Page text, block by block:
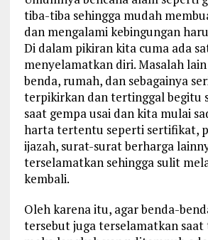
tiba-tiba sehingga mudah
dan mengalami kebingungan
Di dalam pikiran kita cuma ada
menyelamatkan diri. Masalah
benda, rumah, dan sebagainya
terpikirkan dan tertinggal begitu
saat gempa usai dan kita mulai
harta tertentu seperti sertifikat,
ijazah, surat-surat berharga
terselamatkan sehingga sulit
kembali.
Oleh karena itu, agar benda-
tersebut juga terselamatkan saat